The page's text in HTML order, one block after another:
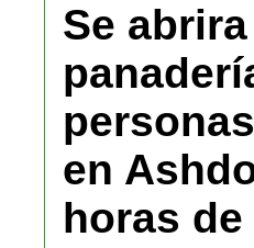
Se
en
horas